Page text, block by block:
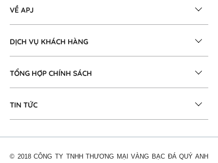
VỀ APJ
DỊCH VỤ KHÁCH HÀNG
TỔNG HỢP CHÍNH SÁCH
TIN TỨC
© 2018 CÔNG TY TNHH THƯƠNG MẠI VÀNG BẠC ĐÁ QUÝ ANH